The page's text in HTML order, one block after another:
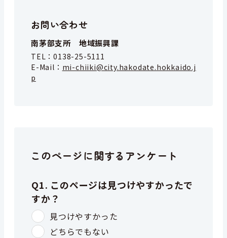
お問い合わせ
南茅部支所 地域振興課
TEL：0138-25-5111
E-Mail： mi-chiiki@city.hakodate.hokkaido.j
p
このページに関するアンケート